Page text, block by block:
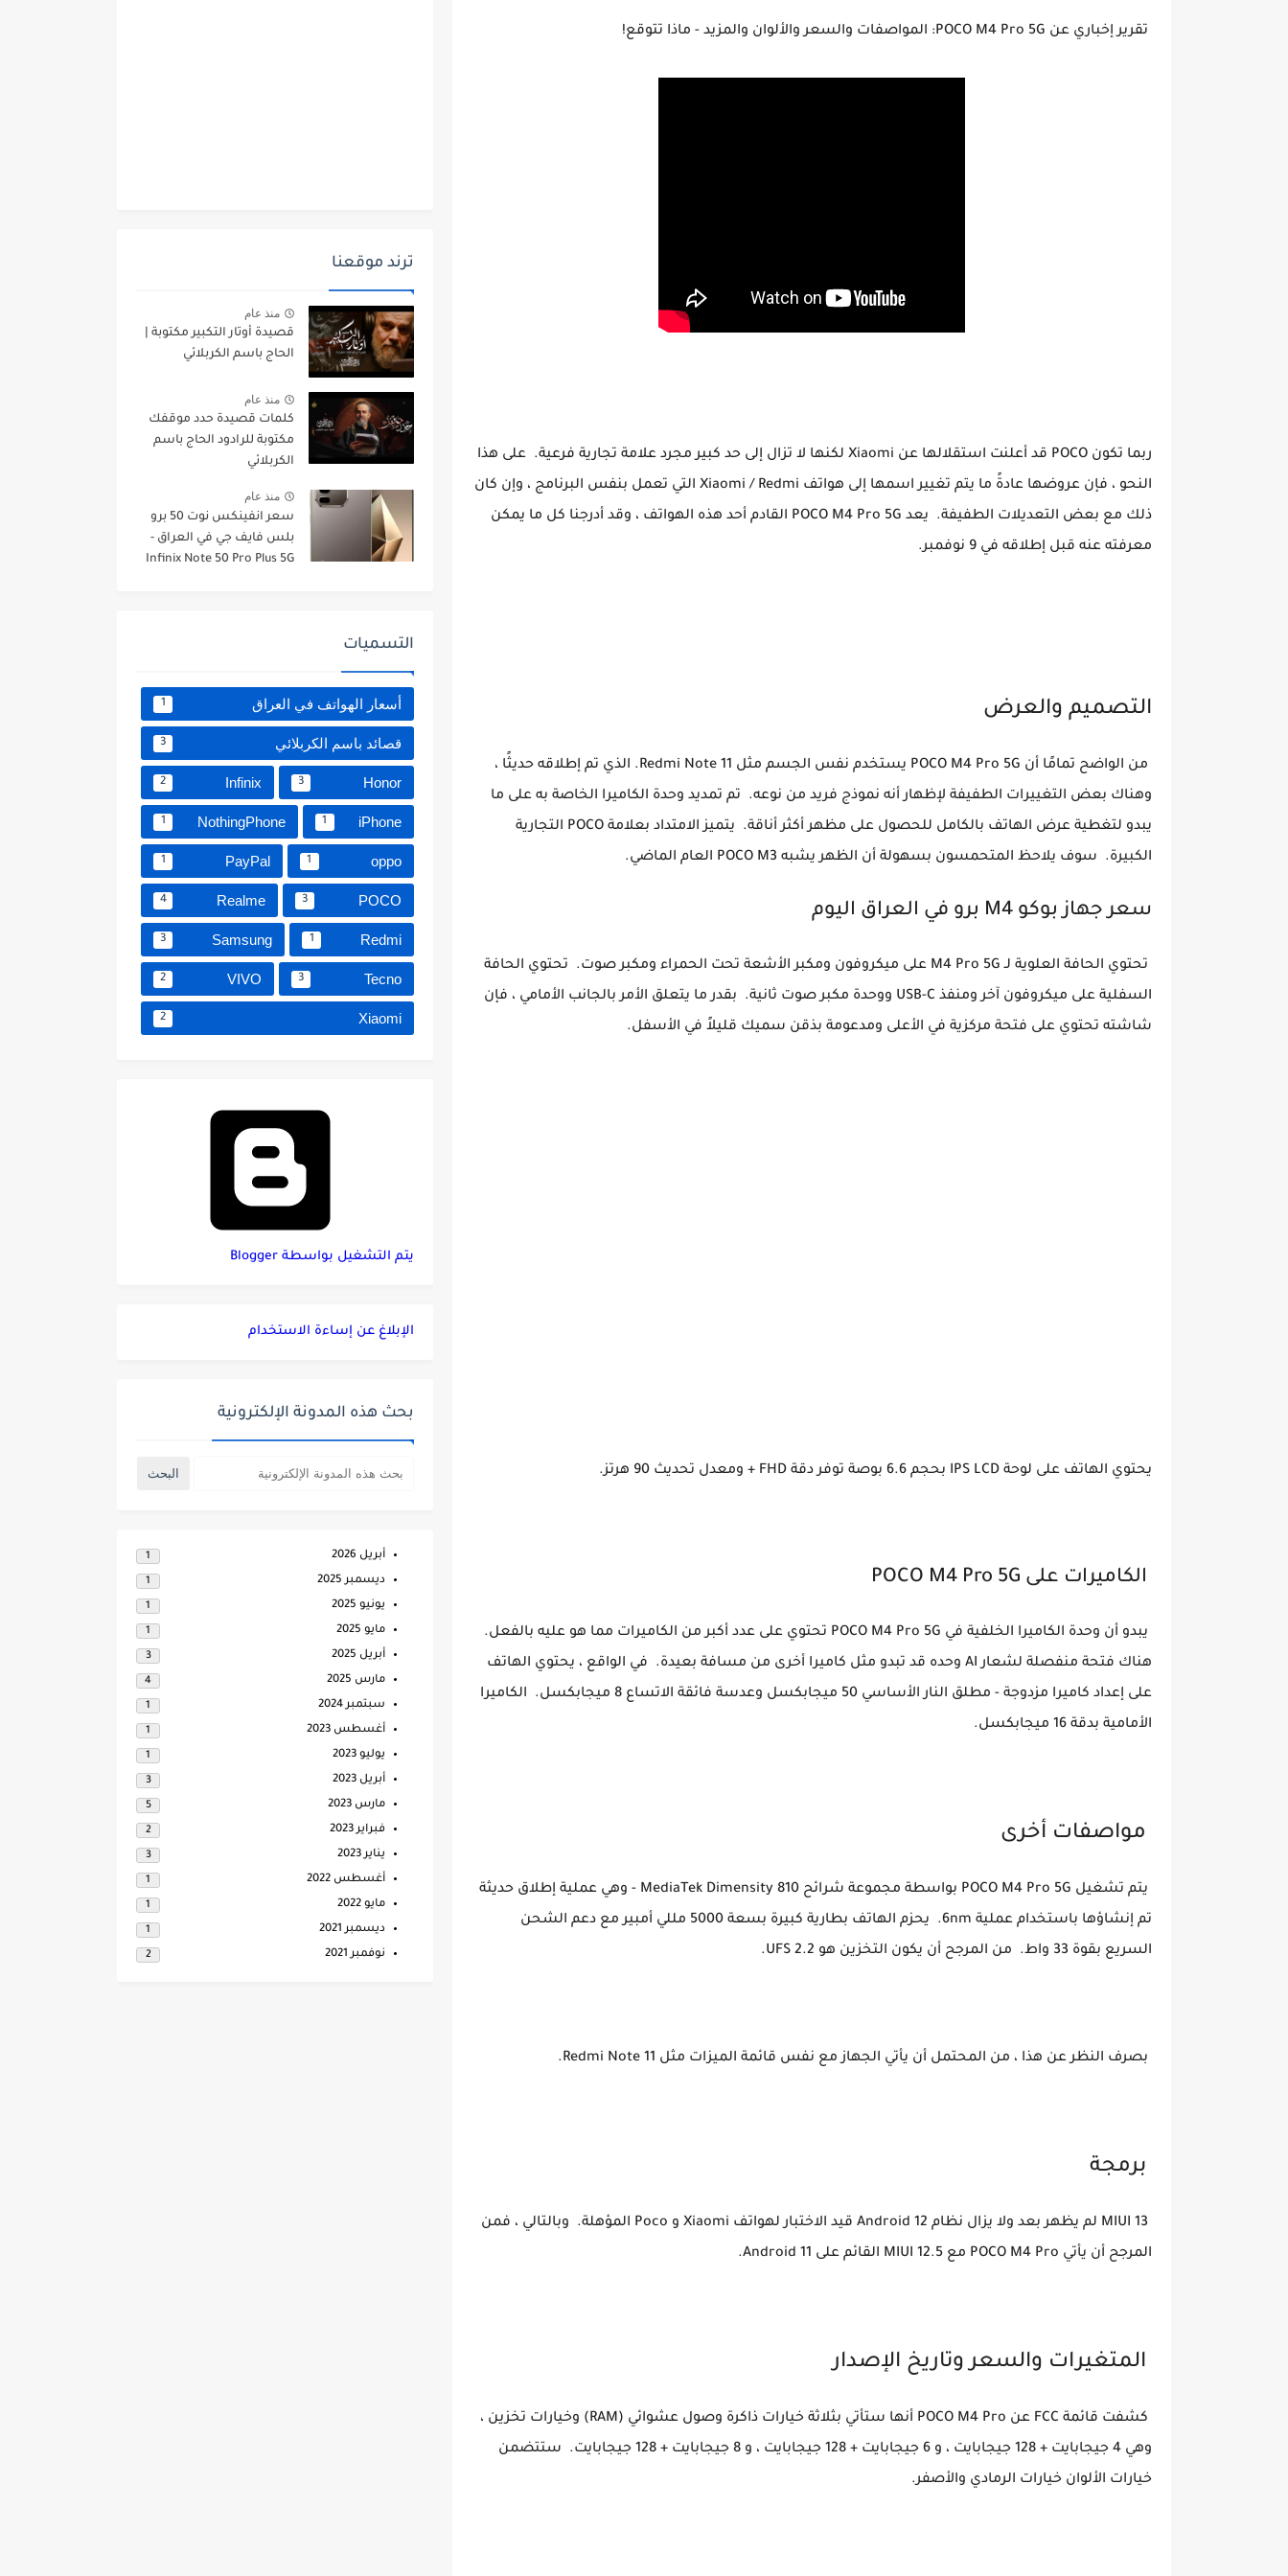
تقرير إخباري عن POCO M4 Pro 5G: المواصفات والسعر والألوان والمزيد - ماذا تتوقع!
ربما تكون POCO قد أعلنت استقلالها عن Xiaomi لكنها لا تزال إلى حد كبير مجرد علامة تجارية فرعية. على هذا
النحو ، فإن عروضها عادةً ما يتم تغيير اسمها إلى هواتف Xiaomi / Redmi التي تعمل بنفس البرنامج ، وإن كان
ذلك مع بعض التعديلات الطفيفة. يعد POCO M4 Pro 5G القادم أحد هذه الهواتف ، وقد أدرجنا كل ما يمكن
معرفته عنه قبل إطلاقه في 9 نوفمبر.
التصميم والعرض
من الواضح تمامًا أن POCO M4 Pro 5G يستخدم نفس الجسم مثل Redmi Note 11. الذي تم إطلاقه حديثًا ،
وهناك بعض التغييرات الطفيفة لإظهار أنه نموذج فريد من نوعه. تم تمديد وحدة الكاميرا الخاصة به على ما
يبدو لتغطية عرض الهاتف بالكامل للحصول على مظهر أكثر أناقة. يتميز الامتداد بعلامة POCO التجارية
الكبيرة. سوف يلاحظ المتحمسون بسهولة أن الظهر يشبه POCO M3 العام الماضي.
سعر جهاز بوكو M4 برو في العراق اليوم
تحتوي الحافة العلوية لـ M4 Pro 5G على ميكروفون ومكبر الأشعة تحت الحمراء ومكبر صوت. تحتوي الحافة
السفلية على ميكروفون آخر ومنفذ USB-C ووحدة مكبر صوت ثانية. بقدر ما يتعلق الأمر بالجانب الأمامي ، فإن
شاشته تحتوي على فتحة مركزية في الأعلى ومدعومة بذقن سميك قليلاً في الأسفل.
يحتوي الهاتف على لوحة IPS LCD بحجم 6.6 بوصة توفر دقة FHD + ومعدل تحديث 90 هرتز.
الكاميرات على POCO M4 Pro 5G
يبدو أن وحدة الكاميرا الخلفية في POCO M4 Pro 5G تحتوي على عدد أكبر من الكاميرات مما هو عليه بالفعل.
هناك فتحة منفصلة لشعار AI وحده قد تبدو مثل كاميرا أخرى من مسافة بعيدة. في الواقع ، يحتوي الهاتف
على إعداد كاميرا مزدوجة - مطلق النار الأساسي 50 ميجابكسل وعدسة فائقة الاتساع 8 ميجابكسل. الكاميرا
الأمامية بدقة 16 ميجابكسل.
مواصفات أخرى
يتم تشغيل POCO M4 Pro 5G بواسطة مجموعة شرائح MediaTek Dimensity 810 - وهي عملية إطلاق حديثة
تم إنشاؤها باستخدام عملية 6nm. يحزم الهاتف بطارية كبيرة بسعة 5000 مللي أمبير مع دعم الشحن
السريع بقوة 33 واط. من المرجح أن يكون التخزين هو UFS 2.2.
بصرف النظر عن هذا ، من المحتمل أن يأتي الجهاز مع نفس قائمة الميزات مثل Redmi Note 11.
برمجة
MIUI 13 لم يظهر بعد ولا يزال نظام Android 12 قيد الاختبار لهواتف Xiaomi و Poco المؤهلة. وبالتالي ، فمن
المرجح أن يأتي POCO M4 Pro مع MIUI 12.5 القائم على Android 11.
المتغيرات والسعر وتاريخ الإصدار
كشفت قائمة FCC عن POCO M4 Pro أنها ستأتي بثلاثة خيارات ذاكرة وصول عشوائي (RAM) وخيارات تخزين ،
وهي 4 جيجابايت + 128 جيجابايت ، و 6 جيجابايت + 128 جيجابايت ، و 8 جيجابايت + 128 جيجابايت. ستتضمن
خيارات الألوان خيارات الرمادي والأصفر.
ترند موقعنا
منذ عام
قصيدة أوتار التكبير مكتوبة |
الحاج باسم الكربلائي
منذ عام
كلمات قصيدة حدد موقفك
مكتوبة للرادود الحاج باسم
الكربلائي
منذ عام
سعر انفينكس نوت 50 برو
بلس فايف جي في العراق -
Infinix Note 50 Pro Plus 5G
التسميات
أسعار الهواتف في العراق 1
قصائد باسم الكربلائي 3
Honor
3
Infinix
2
iPhone
1
NothingPhone
1
oppo
1
PayPal
1
POCO
3
Realme
4
Redmi
1
Samsung
3
Tecno
3
VIVO
2
Xiaomi
2
‏يتم التشغيل بواسطة Blogger
الإبلاغ عن إساءة الاستخدام
بحث هذه المدونة الإلكترونية
أبريل 2026 1
ديسمبر 2025 1
يونيو 2025 1
مايو 2025 1
أبريل 2025 3
مارس 2025 4
سبتمبر 2024 1
أغسطس 2023 1
يوليو 2023 1
أبريل 2023 3
مارس 2023 5
فبراير 2023 2
يناير 2023 3
أغسطس 2022 1
مايو 2022 1
ديسمبر 2021 1
نوفمبر 2021 2